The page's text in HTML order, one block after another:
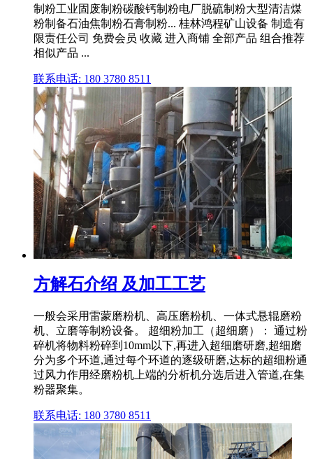
制粉工业固废制粉碳酸钙制粉电厂脱硫制粉大型清洁煤
粉制备石油焦制粉石膏制粉... 桂林鸿程矿山设备 制造有
限责任公司 免费会员 收藏 进入商铺 全部产品 组合推荐
相似产品 ...
联系电话: 180 3780 8511
方解石介绍 及加工工艺
一般会采用雷蒙磨粉机、高压磨粉机、一体式悬辊磨粉
机、立磨等制粉设备。 超细粉加工（超细磨）： 通过粉
碎机将物料粉碎到10mm以下,再进入超细磨研磨,超细磨
分为多个环道,通过每个环道的逐级研磨,达标的超细粉通
过风力作用经磨粉机上端的分析机分选后进入管道,在集
粉器聚集。
联系电话: 180 3780 8511